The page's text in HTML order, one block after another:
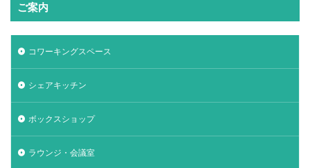
ご案内
コワーキングスペース
シェアキッチン
ボックスショップ
ラウンジ・会議室